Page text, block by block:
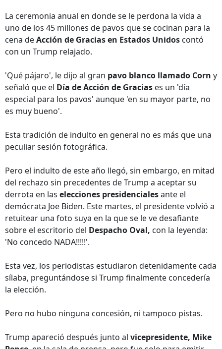
La ceremonia anual en donde se le perdona la vida a
uno de los 45 millones de pavos que se cocinan para la
cena deAcción de Gracias en Estados Unidos contó
con un Trump relajado.
'Qué pájaro', le dijo al gran pavo blanco llamado Corn y
señaló que el Día de Acción de Gracias es un 'día
especial para los pavos' aunque 'en su mayor parte, no
es muy bueno'.
Esta tradición de indulto en general no es más que una
peculiar sesión fotográfica.
Pero el indulto de este año llegó, sin embargo, en mitad
del rechazo sin precedentes de Trump a aceptar su
derrota en las elecciones presidencialesante el
demócrata Joe Biden. Este martes, el presidente volvió a
retuitear una foto suya en la que se le ve desafiante
sobre el escritorio del Despacho Oval, con la leyenda:
'No concedo NADA!!!!!'.
Esta vez, los periodistas estudiaron detenidamente cada
sílaba, preguntándose si Trump finalmente concedería
la elección.
Pero no hubo ninguna concesión, ni tampoco pistas.
Trump apareció después junto al vicepresidente, Mike